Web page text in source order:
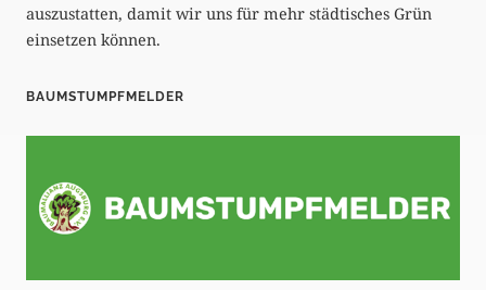
auszustatten, damit wir uns für mehr städtisches Grün
einsetzen können.
BAUMSTUMPFMELDER